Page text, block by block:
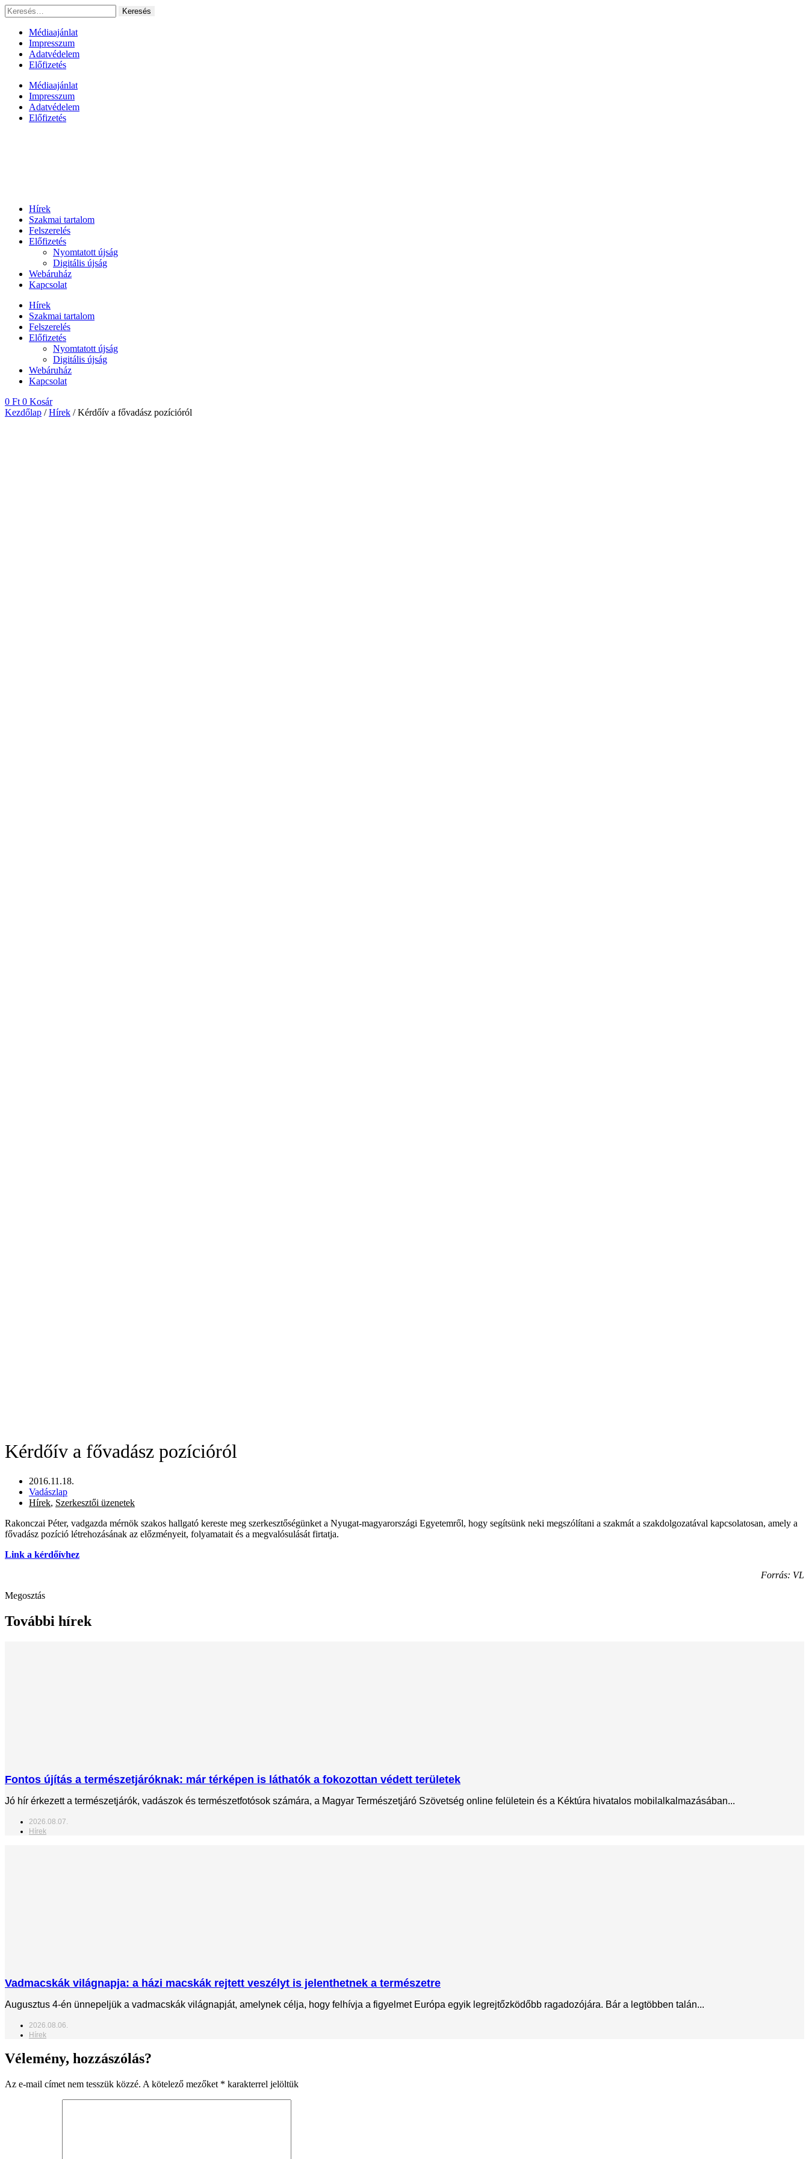
Ugrás
a
tartalomhoz
Keresés:
Médiaajánlat
Impresszum
Adatvédelem
Előfizetés
Médiaajánlat
Impresszum
Adatvédelem
Előfizetés
Hírek
Szakmai tartalom
Felszerelés
Előfizetés
Nyomtatott újság
Digitális újság
Webáruház
Kapcsolat
Hírek
Szakmai tartalom
Felszerelés
Előfizetés
Nyomtatott újság
Digitális újság
Webáruház
Kapcsolat
0 Ft 0 Kosár
Kezdőlap /Hírek / Kérdőív a fővadász pozícióról
Kérdőív a fővadász pozícióról
2016.11.18.
Vadászlap
Hírek, Szerkesztői üzenetek
Rakonczai Péter, vadgazda mérnök szakos hallgató kereste meg szerkesztőségünket a Nyugat-magyarországi Egyetemről, hogy segítsünk neki megszólítani a szakmát a szakdolgozatával kapcsolatosan, amely a
fővadász pozíció létrehozásának az előzményeit, folyamatait és a megvalósulását firtatja.
Link a kérdőívhez
Forrás: VL
Megosztás
További hírek
Fontos újítás a természetjáróknak: már térképen is láthatók a fokozottan védett területek
Jó hír érkezett a természetjárók, vadászok és természetfotósok számára, a Magyar Természetjáró Szövetség online felületein és a Kéktúra hivatalos mobilalkalmazásában...
2026.08.07.
Hírek
Vadmacskák világnapja: a házi macskák rejtett veszélyt is jelenthetnek a természetre
Augusztus 4-én ünnepeljük a vadmacskák világnapját, amelynek célja, hogy felhívja a figyelmet Európa egyik legrejtőzködőbb ragadozójára. Bár a legtöbben talán...
2026.08.06.
Hírek
Vélemény, hozzászólás?
Az e-mail címet nem tesszük közzé. A kötelező mezőket * karakterrel jelöltük